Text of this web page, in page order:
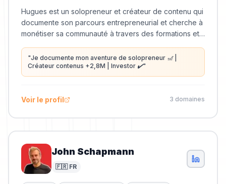
Hugues est un solopreneur et créateur de contenu qui
documente son parcours entrepreneurial et cherche à
monétiser sa communauté à travers des formations et
"Je documente mon aventure de solopreneur 🎢 |
Créateur contenus +2,8M | Investor ✔️"
Voir le profil 3 domaines
John Schapmann
🇫🇷 FR